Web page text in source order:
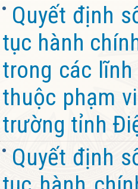
Quyết định
tục hành
trong các
thuộc phạm
trường tỉnh
Quyết định